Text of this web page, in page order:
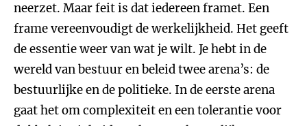
neerzet. Maar feit is dat iedereen framet. Een
frame vereenvoudigt de werkelijkheid. Het geeft
de essentie weer van wat je wilt. Je hebt in de
wereld van bestuur en beleid twee arena’s: de
bestuurlijke en de politieke. In de eerste arena
gaat het om complexiteit en een tolerantie voor